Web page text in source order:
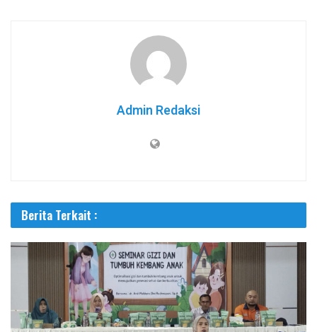
Admin Redaksi
Berita Terkait :